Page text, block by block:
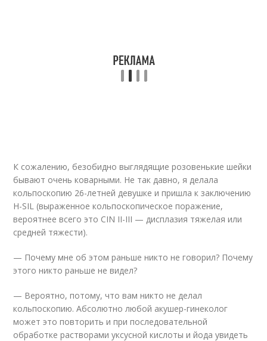
К сожалению, безобидно выглядящие розовенькие шейки
бывают очень коварными. Не так давно, я делала
кольпоскопию 26-летней девушке и пришла к заключению
H-SIL (выраженное кольпоскопическое поражение,
вероятнее всего это CIN II-III — дисплазия тяжелая или
средней тяжести).
— Почему мне об этом раньше никто не говорил? Почему
этого никто раньше не видел?
— Вероятно, потому, что вам никто не делал
кольпоскопию. Абсолютно любой акушер-гинеколог
может это повторить и при последовательной
обработке растворами уксусной кислоты и йода увидеть